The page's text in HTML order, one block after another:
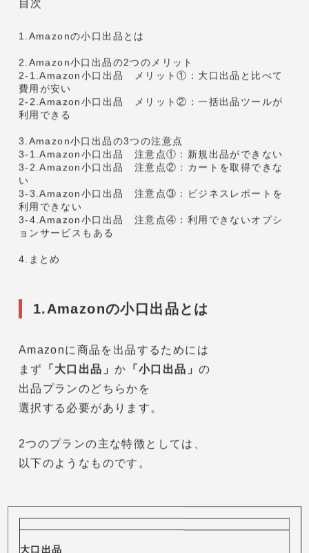
ECサイトへの出品はあなたが
思っているほど難しくはないかもしれません。
今回は、Amazonの出品方法の中でも
初心者でも出品しやすい小口出品について
解説していきます。
出品経験のない初心者の方から
副業として始めたい方まで
活用できる内容となっていますので
ぜひ参考にしてみてくださいね！
目次
1.Amazonの小口出品とは
2-1.Amazon小口出品 メリット①：大口出品と比べて
費用が安い
利用できる
3.Amazon小口出品の3つの注意点
3-1.Amazon小口出品 注意点①：新規出品ができない
い
利用できない
3-4.Amazon小口出品 注意点④：利用できないオプシ
ョンサービスもある